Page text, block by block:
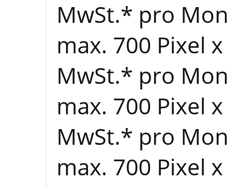
MwSt.* pro
max. 700 Pixel
MwSt.* pro
max. 700 Pixel
MwSt.* pro
max. 700 Pixel